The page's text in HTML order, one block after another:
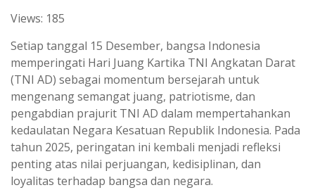
a
t
s
A
p
p
l
e
g
r
a
m
Views: 185
Setiap tanggal 15 Desember, bangsa Indonesia
memperingati Hari Juang Kartika TNI Angkatan Darat
(TNI AD) sebagai momentum bersejarah untuk
mengenang semangat juang, patriotisme, dan
pengabdian prajurit TNI AD dalam mempertahankan
kedaulatan Negara Kesatuan Republik Indonesia. Pada
tahun 2025, peringatan ini kembali menjadi refleksi
penting atas nilai perjuangan, kedisiplinan, dan
loyalitas terhadap bangsa dan negara.